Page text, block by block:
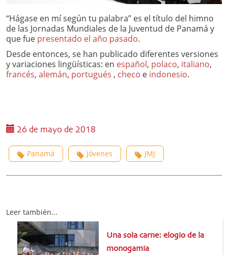
“Hágase en mí según tu palabra” es el título del himno
de las Jornadas Mundiales de la Juventud de Panamá y
que fue presentado el año pasado.
Desde entonces, se han publicado diferentes versiones
y variaciones lingüísticas: en español, polaco, italiano,
francés, alemán, portugués , checo e indonesio.
26 de mayo de 2018
Panamá Jóvenes JMJ
Leer también...
Una sola carne: elogio de la
monogamia